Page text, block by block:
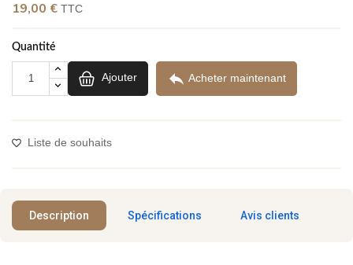
19,00 € TTC
Quantité
Ajouter  Acheter maintenant
Liste de souhaits
Description Spécifications Avis clients